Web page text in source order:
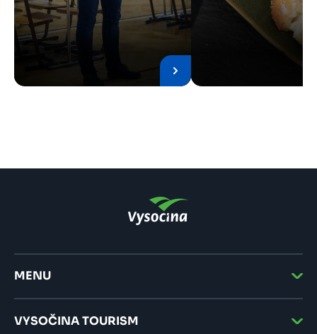
MENU
VYSOČINA TOURISM